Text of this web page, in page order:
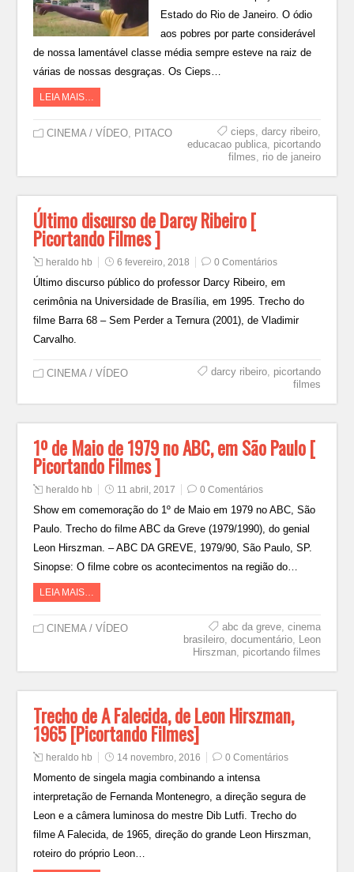
Estado do Rio de Janeiro. O ódio
aos pobres por parte considerável
de nossa lamentável classe média sempre esteve na raiz de
várias de nossas desgraças. Os Cieps…
LEIA MAIS…
CINEMA / VÍDEO, PITACO cieps, darcy ribeiro,
educacao publica, picortando
filmes, rio de janeiro
Último discurso de Darcy Ribeiro [
Picortando Filmes ]
heraldo hb 6 fevereiro, 2018 0 Comentários
Último discurso público do professor Darcy Ribeiro, em
cerimônia na Universidade de Brasília, em 1995. Trecho do
filme Barra 68 – Sem Perder a Ternura (2001), de Vladimir
Carvalho.
CINEMA / VÍDEO darcy ribeiro, picortando
filmes
1º de Maio de 1979 no ABC, em São Paulo [
Picortando Filmes ]
heraldo hb 11 abril, 2017 0 Comentários
Show em comemoração do 1º de Maio em 1979 no ABC, São
Paulo. Trecho do filme ABC da Greve (1979/1990), do genial
Leon Hirszman. – ABC DA GREVE, 1979/90, São Paulo, SP.
Sinopse: O filme cobre os acontecimentos na região do…
LEIA MAIS…
CINEMA / VÍDEO abc da greve, cinema
brasileiro, documentário, Leon
Hirszman, picortando filmes
Trecho de A Falecida, de Leon Hirszman,
1965 [Picortando Filmes]
heraldo hb 14 novembro, 2016 0 Comentários
Momento de singela magia combinando a intensa
interpretação de Fernanda Montenegro, a direção segura de
Leon e a câmera luminosa do mestre Dib Lutfi. Trecho do
filme A Falecida, de 1965, direção do grande Leon Hirszman,
roteiro do próprio Leon…